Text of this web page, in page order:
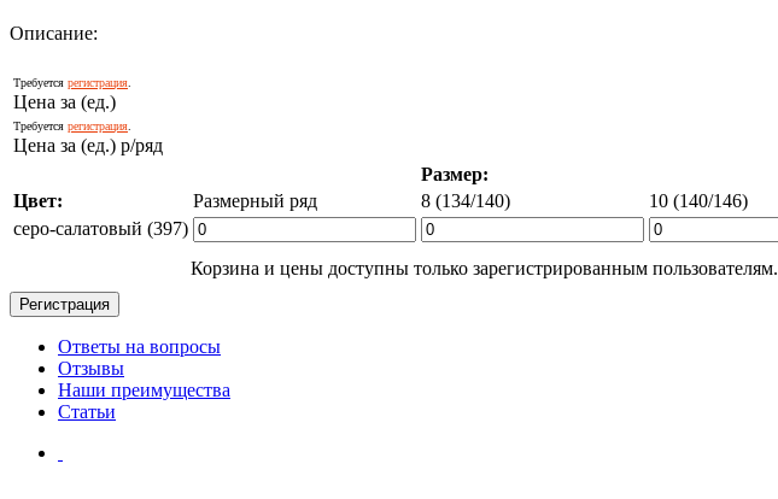
Описание:
Требуется регистрация
Цена за (ед.)
Требуется регистрация
Цена за (ед.) р/ряд
Размер:
Цвет:
Размерный ряд 8 (134/140) 10 (140/146)
серо-салатовый (397)
Корзина и цены доступны только зарегистрированным пользователям.
Ответы на вопросы
Отзывы
Наши преимущества
Статьи